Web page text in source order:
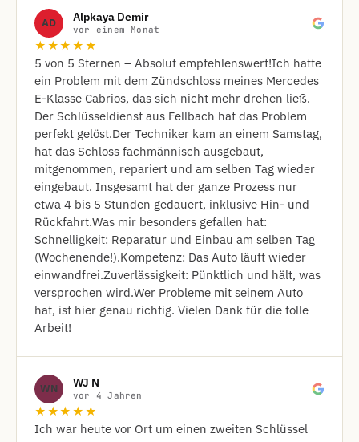
AD Alpkaya Demir
vor einem Monat
★★★★★
​5 von 5 Sternen – Absolut empfehlenswert! ​Ich hatte
ein Problem mit dem Zündschloss meines Mercedes
E-Klasse Cabrios, das sich nicht mehr drehen ließ.
Der Schlüsseldienst aus Fellbach hat das Problem
perfekt gelöst. ​Der Techniker kam an einem Samstag,
hat das Schloss fachmännisch ausgebaut,
mitgenommen, repariert und am selben Tag wieder
eingebaut. Insgesamt hat der ganze Prozess nur
etwa 4 bis 5 Stunden gedauert, inklusive Hin- und
Rückfahrt. ​Was mir besonders gefallen hat: ​
Schnelligkeit: Reparatur und Einbau am selben Tag
(Wochenende!). ​Kompetenz: Das Auto läuft wieder
einwandfrei. ​Zuverlässigkeit: Pünktlich und hält, was
versprochen wird. ​Wer Probleme mit seinem Auto
hat, ist hier genau richtig. Vielen Dank für die tolle
Arbeit!
WN WJ N
vor 4 Jahren
★★★★★
Ich war heute vor Ort um einen zweiten Schlüssel